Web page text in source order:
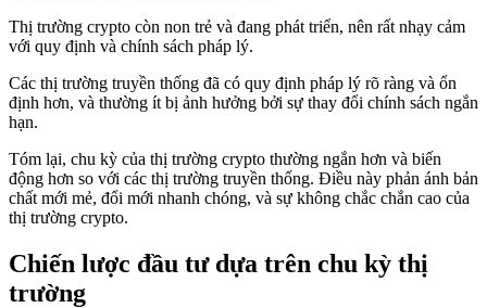
Thị trường crypto còn non trẻ và đang phát triển, nên rất nhạy cảm
với quy định và chính sách pháp lý.
Các thị trường truyền thống đã có quy định pháp lý rõ ràng và ổn
định hơn, và thường ít bị ảnh hưởng bởi sự thay đổi chính sách ngắn
hạn.
Tóm lại, chu kỳ của thị trường crypto thường ngắn hơn và biến
động hơn so với các thị trường truyền thống. Điều này phản ánh bản
chất mới mẻ, đổi mới nhanh chóng, và sự không chắc chắn cao của
thị trường crypto.
Chiến lược đầu tư dựa trên chu kỳ thị
trường